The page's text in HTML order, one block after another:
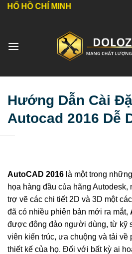
Bỏ
dung
MINH
Hướng Dẫn Cài
Autocad 2016 Dễ
AutoCAD 2016 là một trong
họa hàng đầu của hãng
trợ vẽ các chi tiết 2D và 3D một
đã có nhiều phiên bản mới ra mắt,
được đông đảo người dùng, từ kỹ
viên kiến trúc, ưa chuộng và tải về
thiết kế của họ. Đối với bất kỳ ai